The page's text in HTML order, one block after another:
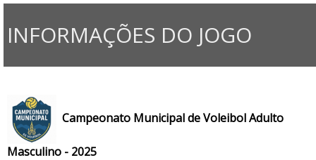
INFORMAÇÕES DO JOGO
Campeonato Municipal de Voleibol Adulto
Masculino - 2025